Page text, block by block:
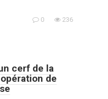
0 236
cerf de la
de